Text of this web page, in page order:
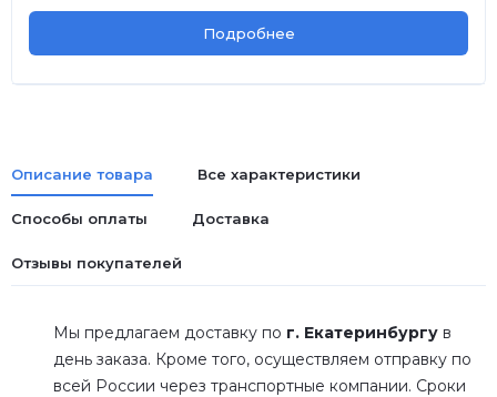
Подробнее
Описание товара Все характеристики
Способы оплаты Доставка
Отзывы покупателей
Мы предлагаем доставку по г. Екатеринбургу в
день заказа. Кроме того, осуществляем отправку по
всей России через транспортные компании. Сроки